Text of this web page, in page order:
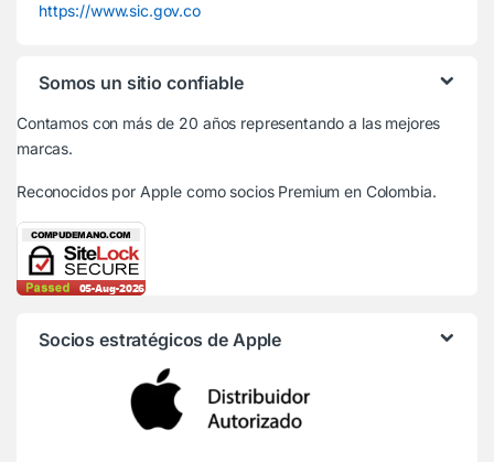
https://www.sic.gov.co
Somos un sitio confiable
Contamos con más de 20 años representando a las mejores
marcas.
Reconocidos por Apple como socios Premium en Colombia.
Socios estratégicos de Apple